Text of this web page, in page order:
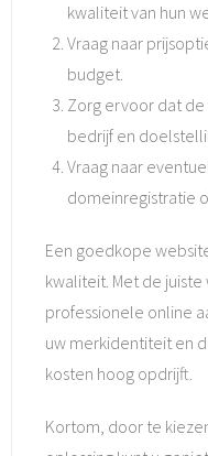
kwaliteit van hun
Vraag naar
budget.
Zorg ervoor dat
bedrijf en
Vraag naar
domeinregistratie
Een goedkope
kwaliteit. Met de
professionele online
uw merkidentiteit en
kosten hoog opdrijft.
Kortom, door te